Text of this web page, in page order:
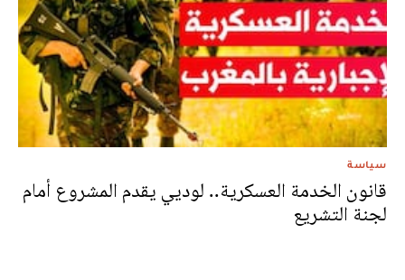
سياسة
قانون الخدمة العسكرية.. لوديي يقدم المشروع أمام
لجنة التشريع